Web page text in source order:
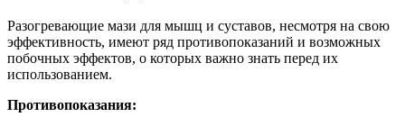
Разогревающие мази для мышц и суставов, несмотря на свою
эффективность, имеют ряд противопоказаний и возможных
побочных эффектов, о которых важно знать перед их
использованием.
Противопоказания: